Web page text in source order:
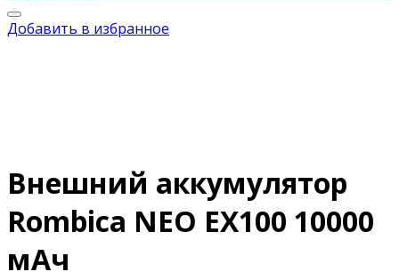
Добавить в избранное
Внешний аккумулятор
Rombica NEO EX100 10000
мАч